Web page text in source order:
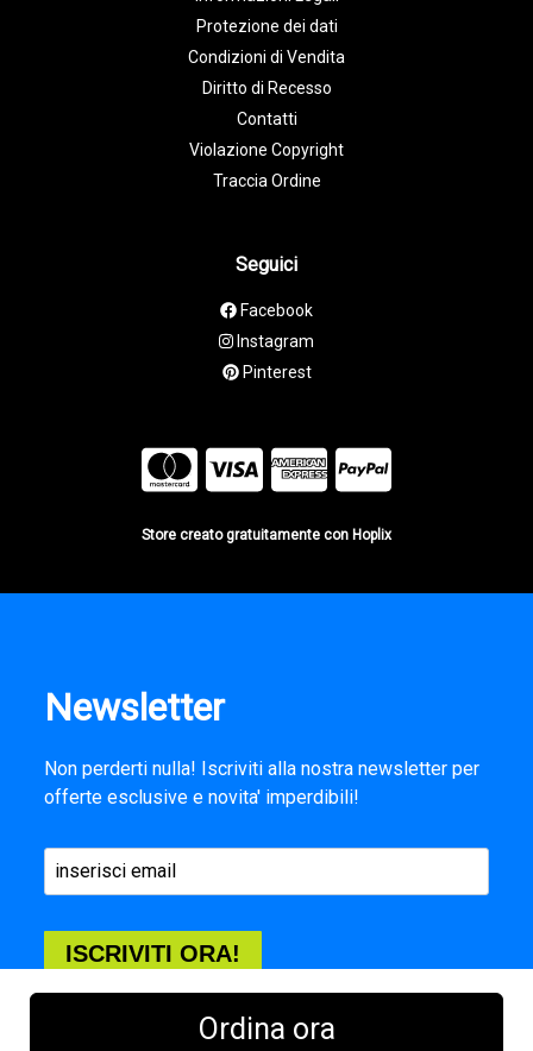
Ordina ora
Protezione dei dati
Condizioni di Vendita
Diritto di Recesso
Contatti
Violazione Copyright
Traccia Ordine
Seguici
Facebook
Instagram
Pinterest
Store creato gratuitamente con Hoplix
Newsletter
Non perderti nulla! Iscriviti alla nostra newsletter per
offerte esclusive e novita' imperdibili!
ISCRIVITI ORA!